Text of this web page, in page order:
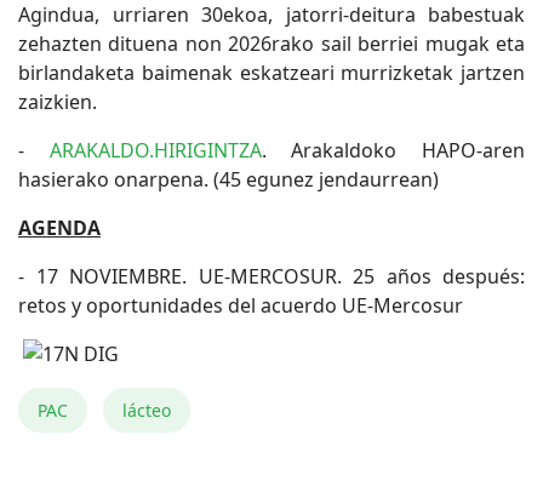
Agindua, urriaren 30ekoa, jatorri-deitura babestuak
zehazten dituena non 2026rako sail berriei mugak eta
birlandaketa baimenak eskatzeari murrizketak jartzen
zaizkien.
- ARAKALDO.HIRIGINTZA. Arakaldoko HAPO-aren
hasierako onarpena. (45 egunez jendaurrean)
AGENDA
- 17 NOVIEMBRE. UE-MERCOSUR. 25 años después:
retos y oportunidades del acuerdo UE-Mercosur
PAC lácteo